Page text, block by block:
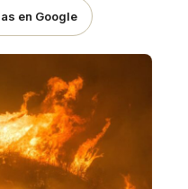
en Google